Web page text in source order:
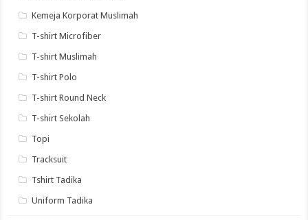
Kemeja Korporat Muslimah
T-shirt Microfiber
T-shirt Muslimah
T-shirt Polo
T-shirt Round Neck
T-shirt Sekolah
Topi
Tracksuit
Tshirt Tadika
Uniform Tadika